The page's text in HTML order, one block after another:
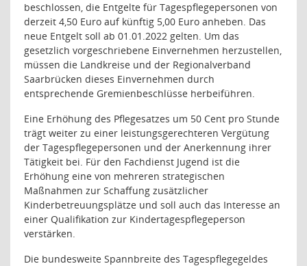
beschlossen, die Entgelte für Tagespflegepersonen von
derzeit 4,50 Euro auf künftig 5,00 Euro anheben. Das
neue Entgelt soll ab 01.01.2022 gelten. Um das
gesetzlich vorgeschriebene Einvernehmen herzustellen,
müssen die Landkreise und der Regionalverband
Saarbrücken dieses Einvernehmen durch
entsprechende Gremienbeschlüsse herbeiführen.
Eine Erhöhung des Pflegesatzes um 50 Cent pro Stunde
trägt weiter zu einer leistungsgerechteren Vergütung
der Tagespflegepersonen und der Anerkennung ihrer
Tätigkeit bei. Für den Fachdienst Jugend ist die
Erhöhung eine von mehreren strategischen
Maßnahmen zur Schaffung zusätzlicher
Kinderbetreuungsplätze und soll auch das Interesse an
einer Qualifikation zur Kindertagespflegeperson
verstärken.
Die bundesweite Spannbreite des Tagespflegegeldes